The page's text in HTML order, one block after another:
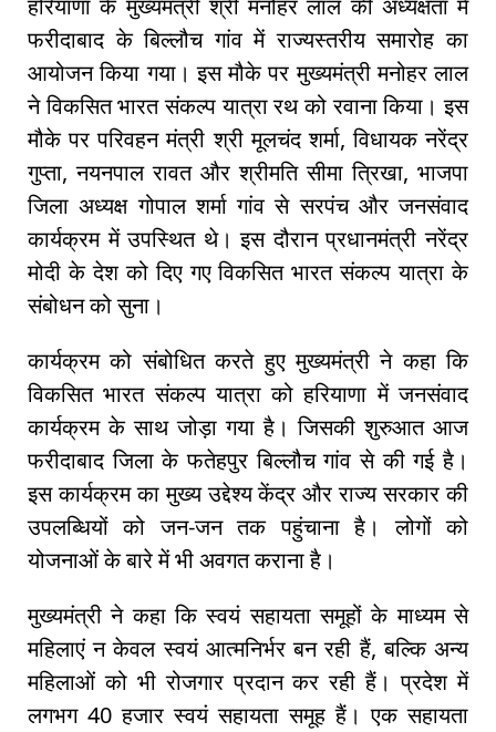
हरियाणा के मुख्यमंत्री श्री मनोहर लाल की अध्यक्षता में
फरीदाबाद के बिल्लौच गांव में राज्यस्तरीय समारोह का
आयोजन किया गया। इस मौके पर मुख्यमंत्री मनोहर लाल
ने विकसित भारत संकल्प यात्रा रथ को रवाना किया। इस
मौके पर परिवहन मंत्री श्री मूलचंद शर्मा, विधायक नरेंद्र
गुप्ता, नयनपाल रावत और श्रीमति सीमा त्रिखा, भाजपा
जिला अध्यक्ष गोपाल शर्मा गांव से सरपंच और जनसंवाद
कार्यक्रम में उपस्थित थे। इस दौरान प्रधानमंत्री नरेंद्र
मोदी के देश को दिए गए विकसित भारत संकल्प यात्रा के
संबोधन को सुना।
कार्यक्रम को संबोधित करते हुए मुख्यमंत्री ने कहा कि
विकसित भारत संकल्प यात्रा को हरियाणा में जनसंवाद
कार्यक्रम के साथ जोड़ा गया है। जिसकी शुरुआत आज
फरीदाबाद जिला के फतेहपुर बिल्लौच गांव से की गई है।
इस कार्यक्रम का मुख्य उद्देश्य केंद्र और राज्य सरकार की
उपलब्धियों को जन-जन तक पहुंचाना है। लोगों को
योजनाओं के बारे में भी अवगत कराना है।
मुख्यमंत्री ने कहा कि स्वयं सहायता समूहों के माध्यम से
महिलाएं न केवल स्वयं आत्मनिर्भर बन रही हैं, बल्कि अन्य
महिलाओं को भी रोजगार प्रदान कर रही हैं। प्रदेश में
लगभग 40 हजार स्वयं सहायता समूह हैं। एक सहायता